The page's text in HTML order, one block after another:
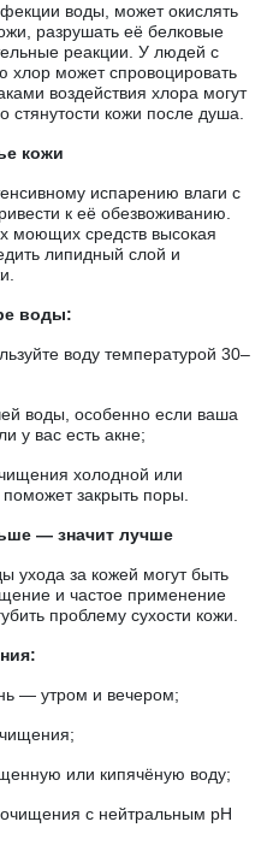
воды, может окислять
разрушать её белковые
реакции. У людей с
хлор может спровоцировать
воздействия хлора могут
стянутости кожи после душа.
кожи
испарению влаги с
к её обезвоживанию.
моющих средств высокая
липидный слой и
воды:
воду температурой 30–
воды, особенно если ваша
у вас есть акне;
холодной или
закрыть поры.
— значит лучше
ухода за кожей могут быть
и частое применение
проблему сухости кожи.
— утром и вечером;
или кипячёную воду;
с нейтральным pH